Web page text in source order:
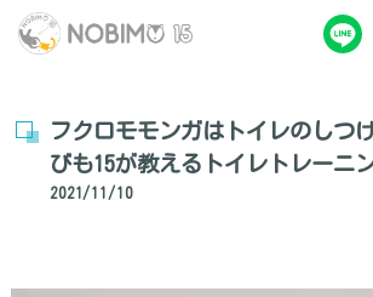
フクロモモンガはトイレのしつ
びも15が教えるトイレトレーニ
2021/11/10